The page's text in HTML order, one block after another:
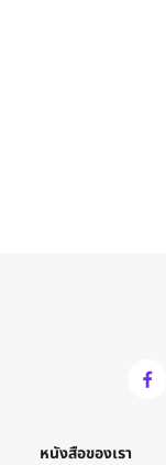
หนังสือของเรา